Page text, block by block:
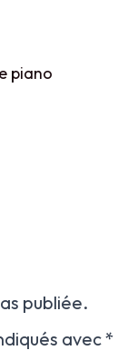
piano
publiée.
avec*